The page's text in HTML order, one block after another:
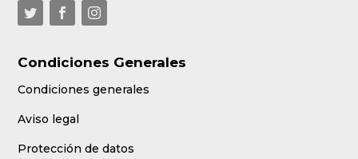
Condiciones Generales
Condiciones generales
Aviso legal
Protección de datos